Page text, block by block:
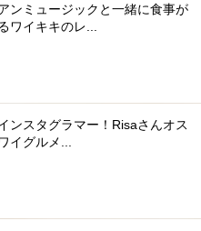
ンミュージックと一緒に食事が
ワイキキのレ...
ンスタグラマー！Risaさんオス
イグルメ...